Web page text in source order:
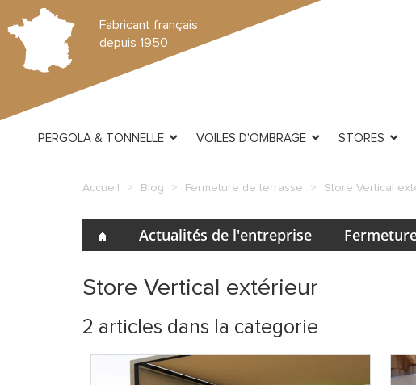
Fabricant français
depuis 1950
PERGOLA & TONNELLE VOILES D'OMBRAGE STORES
Accueil Blog Fermeture de terrasse Store Vertical
Actualités de l'entreprise
Store Vertical extérieur
2 articles dans la categorie